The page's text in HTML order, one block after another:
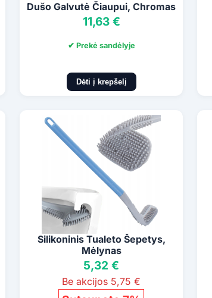
Dušo Galvutė Čiaupui, Chromas
11,63 €
✔ Prekė sandėlyje
Dėti į krepšelį
Silikoninis Tualeto Šepetys,
Mėlynas
5,32 €
Be akcijos 5,75 €